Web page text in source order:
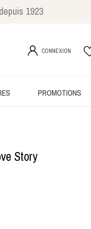
1923
CONNEXION
PROMOTIONS
Story